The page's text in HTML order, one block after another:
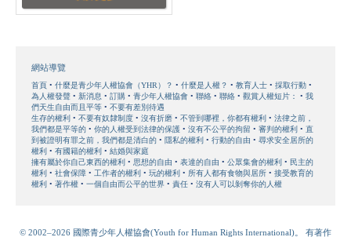
網站導覽
首頁 什麼是青少年人權協會（YHR）？ 什麼是人權？ 教育人士
採取行動
為人權發聲
新消息 訂購 青少年人權協會 聯絡 聯絡 觀賞人權短片：
我
們天生自由而且平等
不要有差別待遇
生存的權利
不要有奴隸制度 沒有折磨 不管到哪裡，你都有權利
法律之前，
我們都是平等的
你的人權受到法律的保護 沒有不公平的拘留 審判的權利
直
到被證明有罪之前，我們都是清白的
隱私的權利 行動的自由
尋求安全居所的
權利
有國籍的權利
結婚與家庭
擁有屬於你自己東西的權利
思想的自由 表達的自由 公眾集會的權利
民主的
權利
社會保障 工作者的權利 玩的權利 所有人都有食物與居所
接受教育的
權利
著作權 一個自由而公平的世界 責任 沒有人可以剝奪你的人權
© 2002–2026 國際青少年人權協會(Youth for Human Rights International)。 有著作